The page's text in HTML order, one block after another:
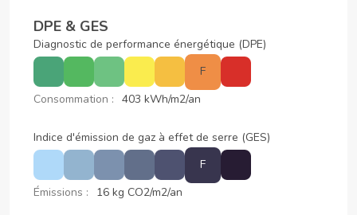
DPE & GES
Diagnostic de performance énergétique (DPE)
F
Consommation : 403 kWh/m2/an
Indice d'émission de gaz à effet de serre (GES)
F
Émissions :
16 kg CO2/m2/an